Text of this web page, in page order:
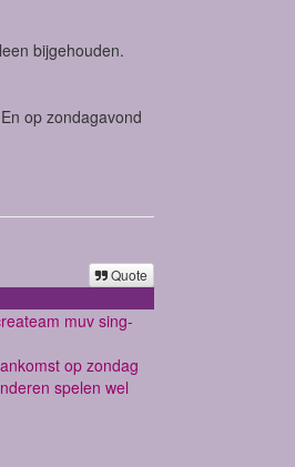
bijgehouden.
op zondagavond
Quote
muv sing-
op zondag
spelen wel